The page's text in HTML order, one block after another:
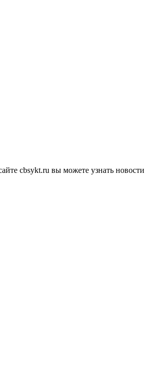
cbsykt.ru вы можете узнать